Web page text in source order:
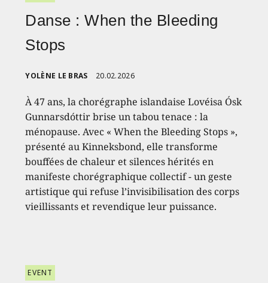
Danse : When the Bleeding
Stops
YOLÈNE LE BRAS 20.02.2026
À 47 ans, la chorégraphe islandaise Lovéisa Ósk
Gunnarsdóttir brise un tabou tenace : la
ménopause. Avec « When the Bleeding Stops »,
présenté au Kinneksbond, elle transforme
bouffées de chaleur et silences hérités en
manifeste chorégraphique collectif - un geste
artistique qui refuse l’invisibilisation des corps
vieillissants et revendique leur puissance.
EVENT